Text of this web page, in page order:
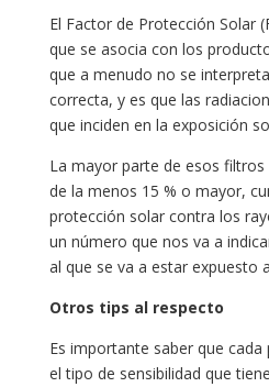
El Factor de Protección Solar
que se asocia con los
que a menudo no se
correcta, y es que las
que inciden en la exposición
La mayor parte de esos filtros
de la menos 15 % o mayor,
protección solar contra los
un número que nos va a
al que se va a estar expuesto
Otros tips al respecto
Es importante saber que
el tipo de sensibilidad que